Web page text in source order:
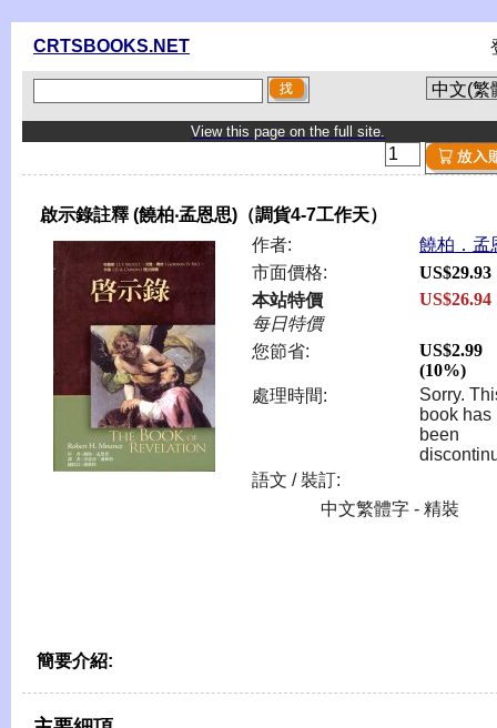
CRTSBOOKS.NET
View this page on the full site.
啟示錄註釋 (饒柏‧孟恩思)（調貨4-7工作天）
作者:
饒柏．孟
市面價格:
US$29.93
本站特價
每日特價
US$26.94
您節省:
US$2.99
(10%)
處理時間:
Sorry.
book has
been
語文 / 裝訂:
中文繁體字 - 精裝
簡要介紹: